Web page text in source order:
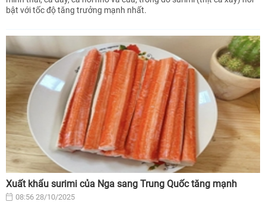
bật với tốc độ tăng trưởng mạnh nhất.
Xuất khẩu surimi của Nga sang Trung Quốc tăng mạnh
08:56 28/10/2025